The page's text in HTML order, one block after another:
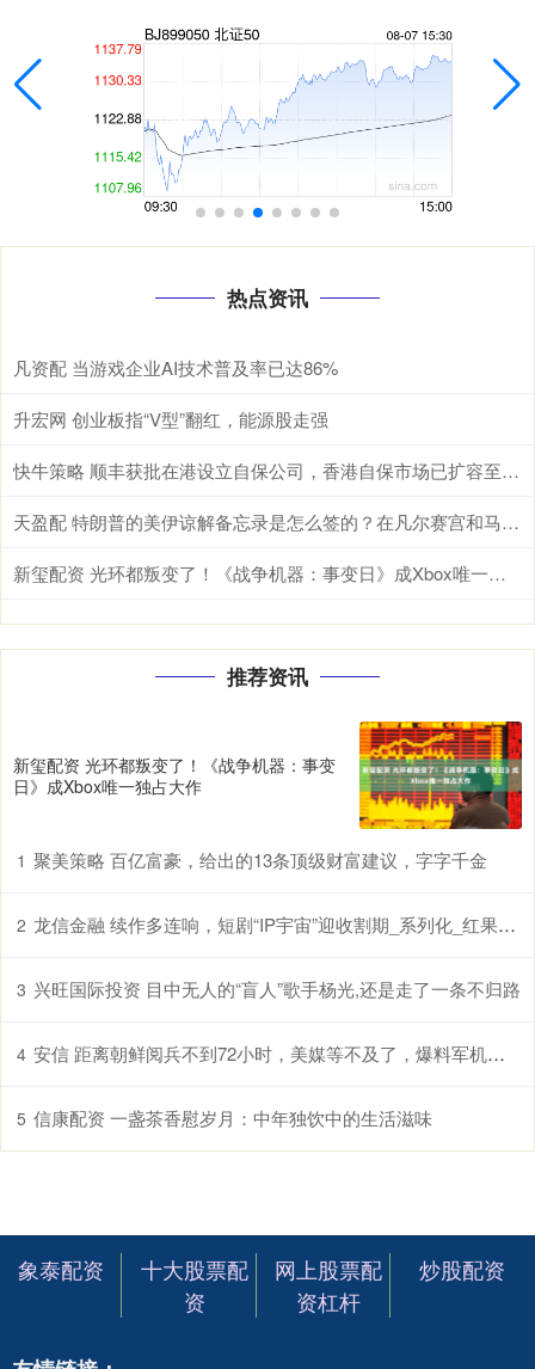
热点资讯
凡资配 当游戏企业AI技术普及率已达86%
升宏网 创业板指“V型”翻红，能源股走强
快牛策略 顺丰获批在港设立自保公司，香港自保市场已扩容至9家
天盈配 特朗普的美伊谅解备忘录是怎么签的？在凡尔赛宫和马克龙用餐时突提签署要求
新玺配资 光环都叛变了！《战争机器：事变日》成Xbox唯一独占大作
推荐资讯
新玺配资 光环都叛变了！《战争机器：事变
日》成Xbox唯一独占大作
1 聚美策略 百亿富豪，给出的13条顶级财富建议，字字千金
2 龙信金融 续作多连响，短剧“IP宇宙”迎收割期_系列化_红果_热度
3 兴旺国际投资 目中无人的“盲人”歌手杨光,还是走了一条不归路
4 安信 距离朝鲜阅兵不到72小时，美媒等不及了，爆料军机遭歼16挂弹驱离
5 信康配资 一盏茶香慰岁月：中年独饮中的生活滋味
象泰配资
十大股票配
资
网上股票配
资杠杆
炒股配资